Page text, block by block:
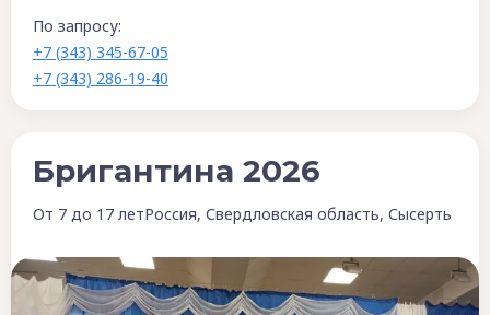
По запросу:
+7 (343) 345-67-05
+7 (343) 286-19-40
Бригантина 2026
От 7 до 17 летРоссия, Свердловская область, Сысерть